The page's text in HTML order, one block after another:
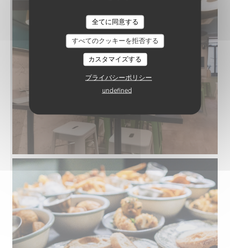
全てに同意する
すべてのクッキーを拒否する
カスタマイズする
プライバシーポリシー
undefined